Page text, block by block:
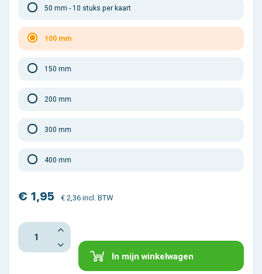
50 mm - 10 stuks per kaart
100 mm
150 mm
200 mm
300 mm
400 mm
€ 1,95 € 2,36 incl. BTW
In mijn winkelwagen